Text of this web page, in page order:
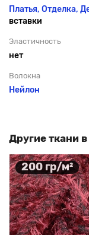
Платья, Отделка,
вставки
Эластичность
нет
Волокна
Нейлон
Другие ткани
200 гр/м²